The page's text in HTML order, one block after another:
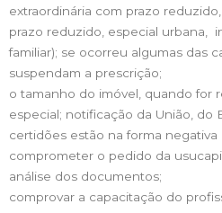
extraordinária com prazo
prazo reduzido, especial urbana,
familiar); se ocorreu algumas das
suspendam a prescrição;
o tamanho do imóvel, quando for
especial; notificação da União, do
certidões estão na forma
comprometer o pedido da
análise dos documentos;
comprovar a capacitação do